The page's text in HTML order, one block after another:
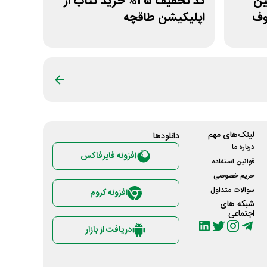
اپلیکیشن طاقچه
لینک‌های مهم
درباره ما
قوانین استفاده
حریم خصوصی
سوالات متداول
شبکه های
اجتماعی
دانلود‌ها
افزونه فایرفاکس
افزونه کروم
دریافت از بازار